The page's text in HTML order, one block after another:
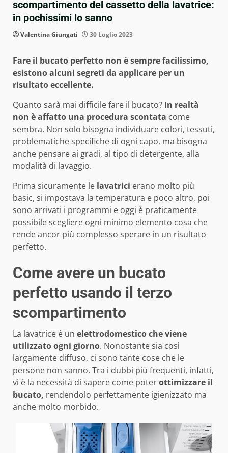
scompartimento del cassetto della lavatrice:
in pochissimi lo sanno
Valentina Giungati 30 Luglio 2023
Fare il bucato perfetto non è sempre facilissimo,
esistono alcuni segreti da applicare per un
risultato eccellente.
Quanto sarà mai difficile fare il bucato? In realtà
non è affatto una procedura scontata come
sembra. Non solo bisogna individuare colori, tessuti,
problematiche specifiche di ogni capo, ma bisogna
anche pensare ai gradi, al tipo di detergente, alla
modalità di lavaggio.
Prima sicuramente le lavatrici erano molto più
basic, si impostava la temperatura e poco altro, poi
sono arrivati i programmi e oggi è praticamente
possibile scegliere ogni minimo elemento cosa che
rende ancor più complesso sperare in un risultato
perfetto.
Come avere un bucato
perfetto usando il terzo
scompartimento
La lavatrice è un elettrodomestico che viene
utilizzato ogni giorno. Nonostante sia così
largamente diffuso, ci sono tante cose che le
persone non sanno. Tra i dubbi più frequenti, infatti,
vi è la necessità di sapere come poterottimizzare il
bucato, rendendolo perfettamente igienizzato ma
anche molto morbido.